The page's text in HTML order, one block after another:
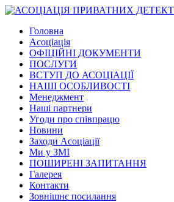
Головна
Асоціація
ОФІЦІЙНІ ДОКУМЕНТИ
ПОСЛУГИ
ВСТУП ДО АСОЦІАЦІЇ
НАШІ ОСОБЛИВОСТІ
Менеджмент
Наші партнери
Угоди про співпрацю
Новини
Заходи Асоціації
Ми у ЗМІ
ПОШИРЕНІ ЗАПИТАННЯ
Галерея
Контакти
Зовнішнє посилання